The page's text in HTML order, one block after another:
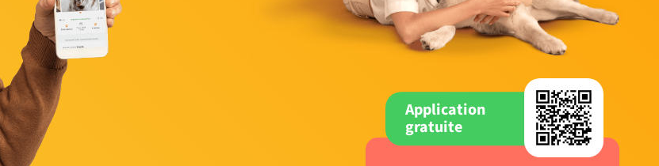
Application
gratuite